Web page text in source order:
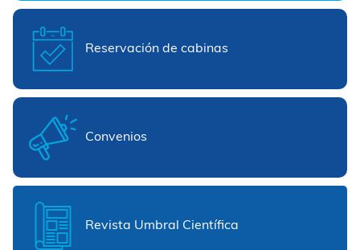
Reservación de cabinas
Convenios
Revista Umbral Científica